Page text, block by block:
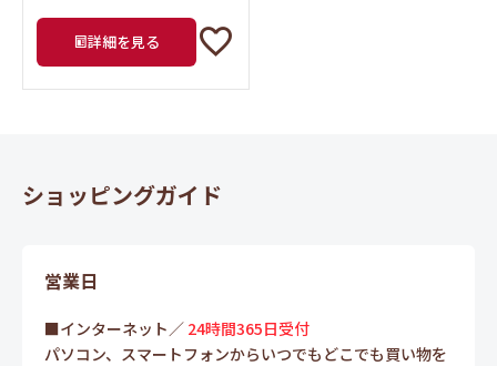
詳細を見る
ショッピングガイド
営業日
■インターネット／ 24時間365日受付
パソコン、スマートフォンからいつでもどこでも買い物を